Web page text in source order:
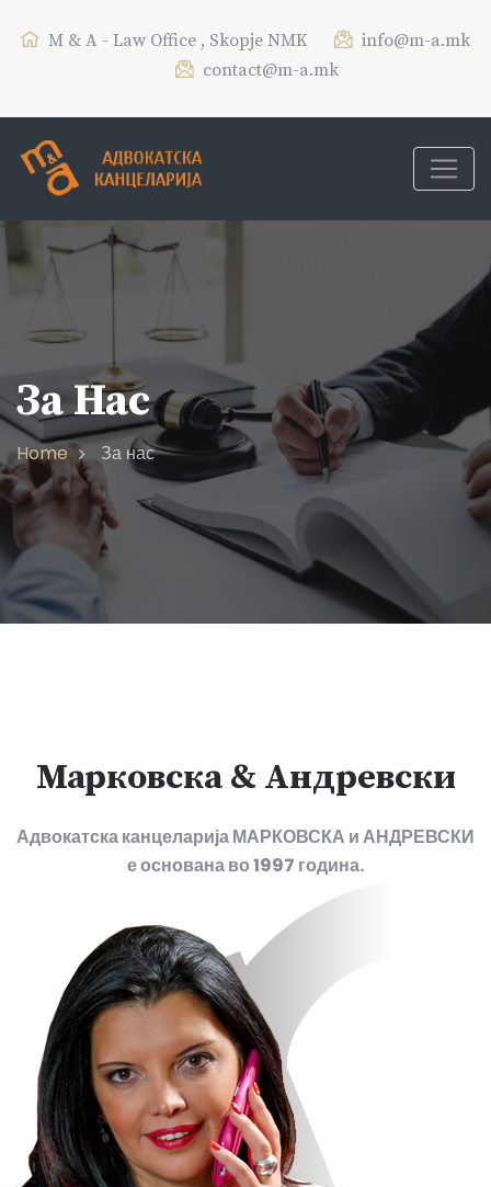
M & A - Law Office , Skopje NMK
info@m-a.mk
contact@m-a.mk
За Нас
Home За нас
Марковска & Андревски
Адвокатска канцеларија МАРКОВСКА и АНДРЕВСКИ
е основана во 1997 година.